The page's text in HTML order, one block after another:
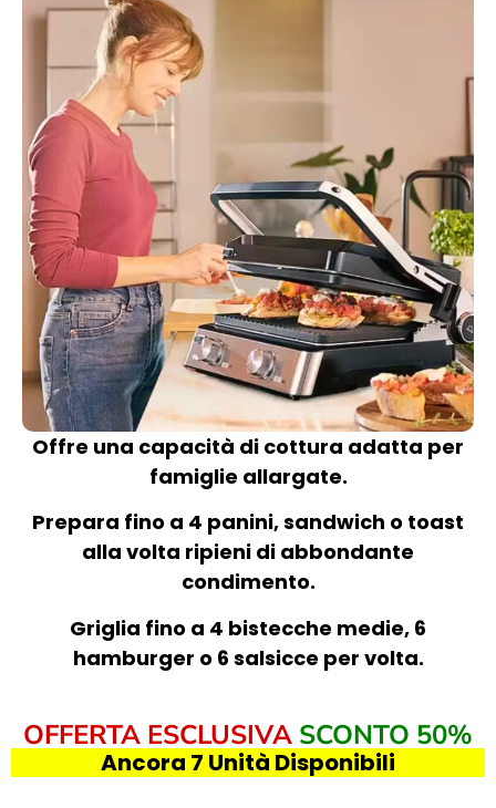
Offre una capacità di cottura adatta per
famiglie allargate.
Prepara fino a 4 panini, sandwich o toast
alla volta ripieni di abbondante
condimento.
Griglia fino a 4 bistecche medie, 6
hamburger o 6 salsicce per volta.
OFFERTA ESCLUSIVA SCONTO 50%
Ancora 7 Unità Disponibili